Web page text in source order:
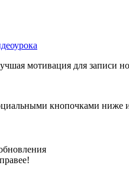
мотивация для записи
кнопочками ниже